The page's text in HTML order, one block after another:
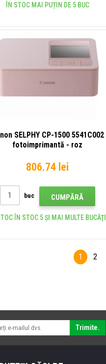
ÎN STOC MAI PUȚIN DE 5 BUC
SELPHY CP-1500 5541C002
fotoimprimantă - roz
806.74 lei
buc CUMPĂRĂ
ÎN STOC 5 ȘI MAI MULTE BUCĂŢI
1 2
Trimite.